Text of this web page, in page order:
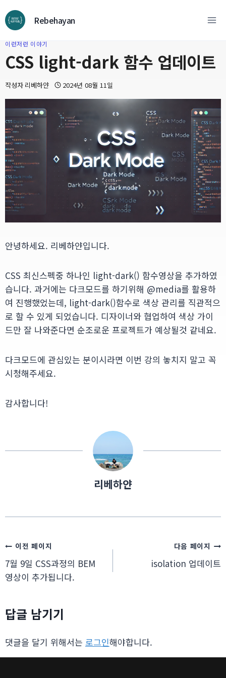
텐
로
넘
가
기
Rebehayan
이런저런 이야기
CSS light-dark 함수 업데이트
작성자 리베하얀 2024년 08월 11일
안녕하세요. 리베하얀입니다.
CSS 최신스펙중 하나인 light-dark() 함수영상을 추가하였
습니다. 과거에는 다크모드를 하기위해 @media를 활용하
여 진행했었는데, light-dark()함수로 색상 관리를 직관적으
로 할 수 있게 되었습니다. 디자이너와 협업하여 색상 가이
드만 잘 나와준다면 순조로운 프로젝트가 예상될것 같네요.
다크모드에 관심있는 분이시라면 이번 강의 놓치지 말고 꼭
시청해주세요.
감사합니다!
리베하얀
글
탐
이전 페이지
7월 9일 CSS과정의 BEM
영상이 추가됩니다.
다음 페이지
isolation 업데이트
답글 남기기
댓글을 달기 위해서는 로그인해야합니다.